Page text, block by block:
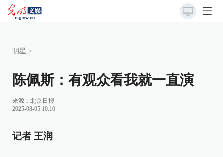
明星 >
陈佩斯：有观众看我就一直演
来源： 北京日报
2025-08-05 10:10
记者 王润